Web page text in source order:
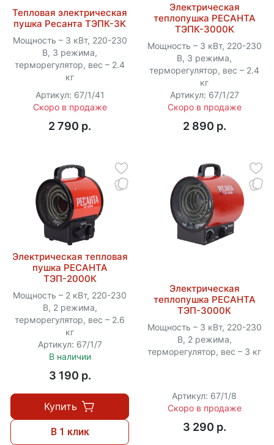
Тепловая электрическая
пушка Ресанта ТЭПК-3K
Мощность – 3 кВт, 220-230
В, 3 режима,
терморегулятор, вес – 2.4
кг
Артикул: 67/1/41
Скоро в продаже
2 790 p.
Электрическая
теплопушка РЕСАНТА
ТЭПК-3000K
Мощность – 3 кВт, 220-230
В, 3 режима,
терморегулятор, вес – 2.4
кг
Артикул: 67/1/27
Скоро в продаже
2 890 p.
Электрическая тепловая
пушка РЕСАНТА
ТЭП-2000К
Мощность – 2 кВт, 220-230
В, 2 режима,
терморегулятор, вес – 2.6
кг
Артикул: 67/1/7
В наличии
3 190 p.
Купить
В 1 клик
Электрическая
теплопушка РЕСАНТА
ТЭП-3000К
Мощность – 3 кВт, 220-230
В, 2 режима,
терморегулятор, вес – 3 кг
Артикул: 67/1/8
Скоро в продаже
3 290 p.